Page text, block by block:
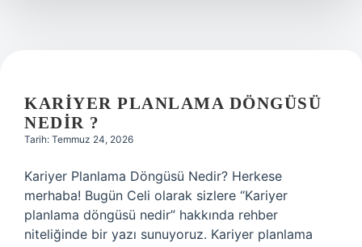
KARIYER PLANLAMA DÖNGÜSÜ
NEDIR ?
Tarih: Temmuz 24, 2026
Kariyer Planlama Döngüsü Nedir? Herkese
merhaba! Bugün Celi olarak sizlere “Kariyer
planlama döngüsü nedir” hakkında rehber
niteliğinde bir yazı sunuyoruz. Kariyer planlama